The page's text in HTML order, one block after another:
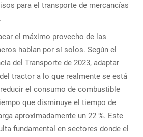
para el transporte de mercancías
el máximo provecho de las
hablan por sí solos. Según el
del Transporte de 2023, adaptar
tractor a lo que realmente se está
el consumo de combustible
que disminuye el tiempo de
aproximadamente un 22 %. Este
fundamental en sectores donde el